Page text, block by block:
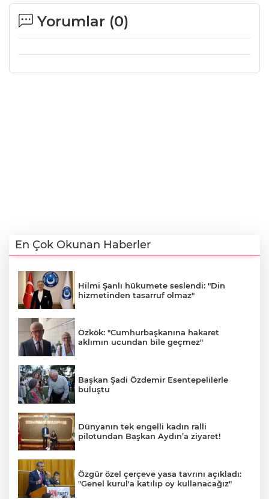
Yorumlar (0)
En Çok Okunan Haberler
Hilmi Şanlı hükumete seslendi: "Din
hizmetinden tasarruf olmaz"
Özkök: "Cumhurbaşkanına hakaret
aklımın ucundan bile geçmez"
Başkan Şadi Özdemir Esentepelilerle
buluştu
Dünyanın tek engelli kadın ralli
pilotundan Başkan Aydın’a ziyaret!
Özgür özel çerçeve yasa tavrını açıkladı:
"Genel kurul'a katılıp oy kullanacağız"